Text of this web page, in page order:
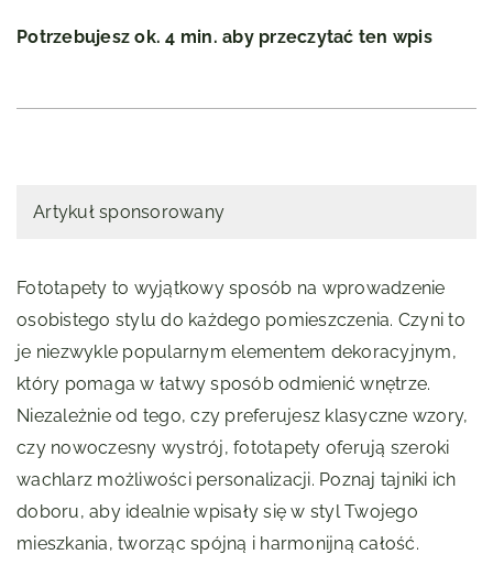
Potrzebujesz ok. 4 min. aby przeczytać ten wpis
Artykuł sponsorowany
Fototapety to wyjątkowy sposób na wprowadzenie
osobistego stylu do każdego pomieszczenia. Czyni to
je niezwykle popularnym elementem dekoracyjnym,
który pomaga w łatwy sposób odmienić wnętrze.
Niezależnie od tego, czy preferujesz klasyczne wzory,
czy nowoczesny wystrój, fototapety oferują szeroki
wachlarz możliwości personalizacji. Poznaj tajniki ich
doboru, aby idealnie wpisały się w styl Twojego
mieszkania, tworząc spójną i harmonijną całość.